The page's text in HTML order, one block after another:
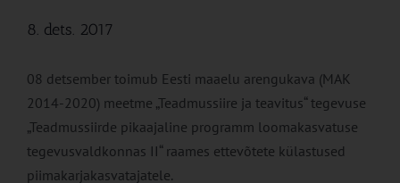
8. dets. 2017
08 detsember toimub Eesti maaelu arengukava (MAK
2014-2020) meetme „Teadmussiire ja teavitus“ tegevuse
„Teadmussiirde pikaajaline programm loomakasvatuse
tegevusvaldkonnas II“ raames ettevõtete külastused
piimakarjakasvatajatele.